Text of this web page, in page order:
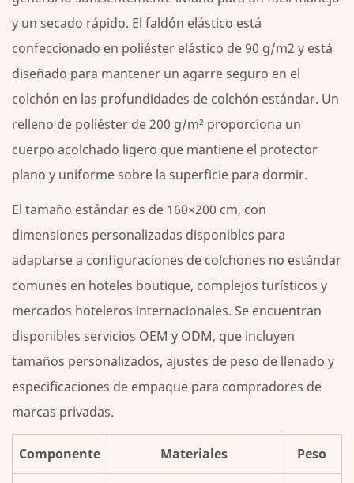
y un secado rápido. El faldón elástico está
confeccionado en poliéster elástico de 90 g/m2 y está
diseñado para mantener un agarre seguro en el
colchón en las profundidades de colchón estándar. Un
relleno de poliéster de 200 g/m² proporciona un
cuerpo acolchado ligero que mantiene el protector
plano y uniforme sobre la superficie para dormir.
El tamaño estándar es de 160×200 cm, con
dimensiones personalizadas disponibles para
adaptarse a configuraciones de colchones no estándar
comunes en hoteles boutique, complejos turísticos y
mercados hoteleros internacionales. Se encuentran
disponibles servicios OEM y ODM, que incluyen
tamaños personalizados, ajustes de peso de llenado y
especificaciones de empaque para compradores de
marcas privadas.
Componente Materiales Peso